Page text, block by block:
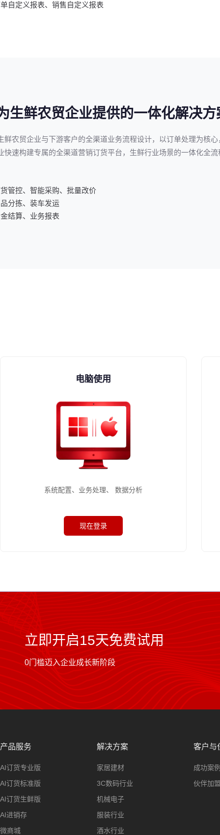
自定义报表、销售自定义报表
生鲜农贸企业提供的一体化解决方
鲜农贸企业与下游客户的全渠道业务流程设计，以订单处理为核心
快速构建专属的全渠道营销订货平台，生鲜行业场景的一体化全流
管控、智能采购、批量改价
分拣、装车发运
结算、业务报表
电脑使用
系统配置、业务处理、 数据分析
现在登录
立即开启15天免费试用
0门槛迈入企业成长新阶段
产品服务
AI订货专业版
AI订货标准版
AI订货生鲜版
AI进销存
微商城
解决方案
家居建材
3C数码行业
机械电子
服装行业
酒水行业
客户与
成功案
伙伴加